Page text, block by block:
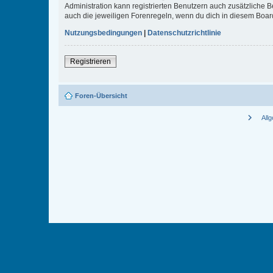
Administration kann registrierten Benutzern auch zusätzliche
auch die jeweiligen Forenregeln, wenn du dich in diesem
Nutzungsbedingungen | Datenschutzrichtlinie
Registrieren
Foren-Übersicht
chevron_right